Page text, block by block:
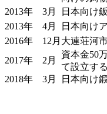
2013年 3月
日本向け
2013年 4月
日本向け
2016年 12月 大連荘河
2017年 2月
資本金50
て設立する
2018年 3月
日本向け